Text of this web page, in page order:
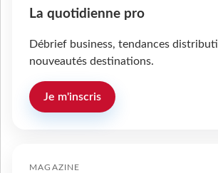
La quotidienne pro
Débrief business, tendances
nouveautés destinations.
Je m'inscris
MAGAZINE